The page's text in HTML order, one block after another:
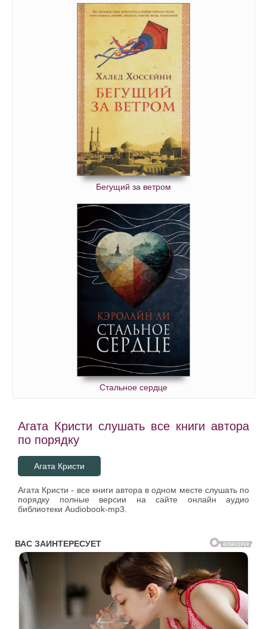
Бегущий за ветром
Стальное сердце
Агата Кристи слушать все книги автора
по порядку
Агата Кристи
Агата Кристи - все книги автора в одном месте слушать по
порядку полные версии на сайте онлайн аудио
библиотеки Audiobook-mp3.